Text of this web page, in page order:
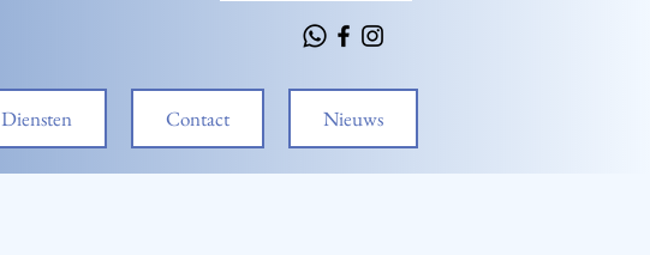
Diensten Contact Nieuws